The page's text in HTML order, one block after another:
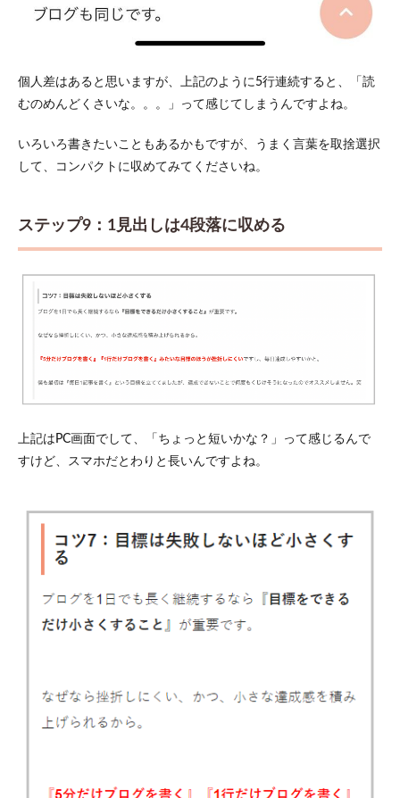
個人差はあると思いますが、上記のように5行連続すると、「読
むのめんどくさいな。。。」って感じてしまうんですよね。
いろいろ書きたいこともあるかもですが、うまく言葉を取捨選択
して、コンパクトに収めてみてくださいね。
ステップ9：1見出しは4段落に収める
上記はPC画面でして、「ちょっと短いかな？」って感じるんで
すけど、スマホだとわりと長いんですよね。